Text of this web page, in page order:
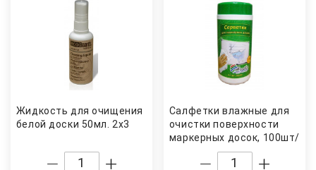
Жидкость для очищения
белой доски 50мл. 2x3
Салфетки влажные для
очистки поверхности
маркерных досок, 100шт/
уп. Арника